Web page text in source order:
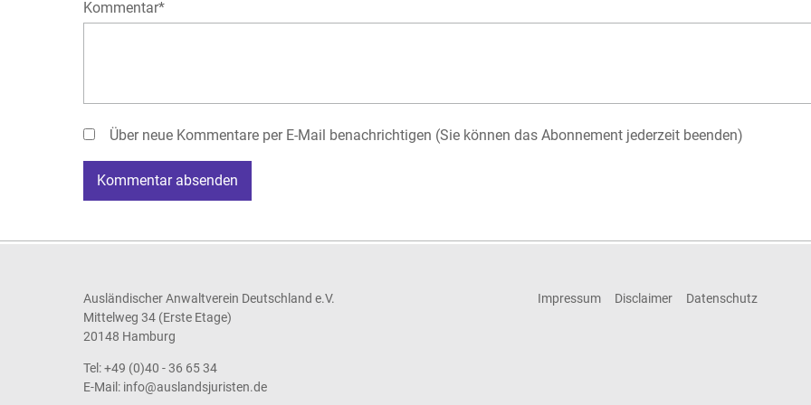
Pflichtfeld
Kommentar*
Über neue Kommentare per E-Mail benachrichtigen (Sie können das Abonnement jederzeit beenden)
Kommentar absenden
Ausländischer Anwaltverein Deutschland e.V.
Mittelweg 34 (Erste Etage)
20148 Hamburg
Tel: +49 (0)40 - 36 65 34
E-Mail: info@auslandsjuristen.de
Impressum Disclaimer Datenschutz